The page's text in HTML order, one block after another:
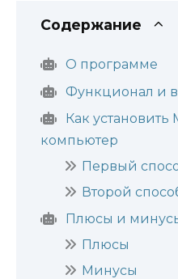
Содержание
О программе
Функционал и
Как установить
компьютер
Первый
Второй
Плюсы и
Плюсы
Минусы